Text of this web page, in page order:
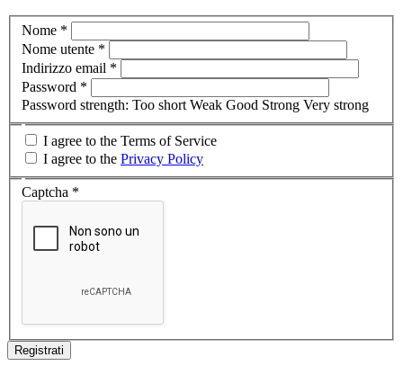
Nome *
Nome utente *
Indirizzo email *
Password *
Password strength: Too short Weak Good Strong Very strong
I agree to the Terms of Service
I agree to the Privacy Policy
Captcha *
Registrati